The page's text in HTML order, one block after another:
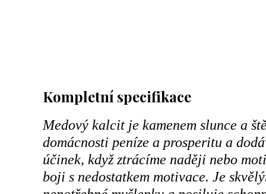
Kompletní specifikace
Medový kalcit je kamenem slunce a
domácnosti peníze a prosperitu a
účinek, když ztrácíme naději nebo
boji s nedostatkem motivace. Je